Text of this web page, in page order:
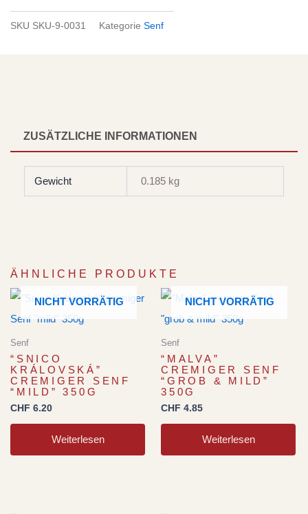
SKU SKU-9-0031 Kategorie Senf
ZUSÄTZLICHE INFORMATIONEN
Gewicht 0.185 kg
ÄHNLICHE PRODUKTE
NICHT VORRÄTIG
Senf
“SNICO
KRÁLOVSKÁ”
CREMIGER SENF
“MILD” 350G
CHF 6.20
Weiterlesen
NICHT VORRÄTIG
Senf
“MALVA”
CREMIGER SENF
“GROB & MILD”
350G
CHF 4.85
Weiterlesen